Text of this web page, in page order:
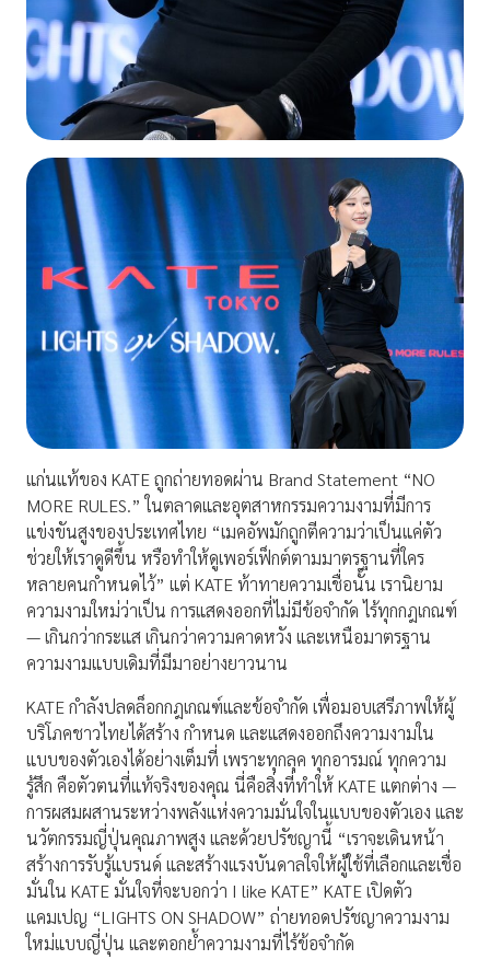
แก่นแท้ของ KATE ถูกถ่ายทอดผ่าน Brand Statement “NO
MORE RULES.” ในตลาดและอุตสาหกรรมความงามที่มีการ
แข่งขันสูงของประเทศไทย “เมคอัพมักถูกตีความว่าเป็นแค่ตัว
ช่วยให้เราดูดีขึ้น หรือทำให้ดูเพอร์เฟ็กต์ตามมาตรฐานที่ใคร
หลายคนกำหนดไว้” แต่ KATE ท้าทายความเชื่อนั้น เรานิยาม
ความงามใหม่ว่าเป็น การแสดงออกที่ไม่มีข้อจำกัด ไร้ทุกกฎเกณฑ์
— เกินกว่ากระแส เกินกว่าความคาดหวัง และเหนือมาตรฐาน
ความงามแบบเดิมที่มีมาอย่างยาวนาน
KATE กำลังปลดล็อกกฎเกณฑ์และข้อจำกัด เพื่อมอบเสรีภาพให้ผู้
บริโภคชาวไทยได้สร้าง กำหนด และแสดงออกถึงความงามใน
แบบของตัวเองได้อย่างเต็มที่ เพราะทุกลุค ทุกอารมณ์ ทุกความ
รู้สึก คือตัวตนที่แท้จริงของคุณ นี่คือสิ่งที่ทำให้ KATE แตกต่าง —
การผสมผสานระหว่างพลังแห่งความมั่นใจในแบบของตัวเอง และ
นวัตกรรมญี่ปุ่นคุณภาพสูง และด้วยปรัชญานี้ “เราจะเดินหน้า
สร้างการรับรู้แบรนด์ และสร้างแรงบันดาลใจให้ผู้ใช้ที่เลือกและเชื่อ
มั่นใน KATE มั่นใจที่จะบอกว่า I like KATE” KATE เปิดตัว
แคมเปญ “LIGHTS ON SHADOW” ถ่ายทอดปรัชญาความงาม
ใหม่แบบญี่ปุ่น และตอกย้ำความงามที่ไร้ข้อจำกัด